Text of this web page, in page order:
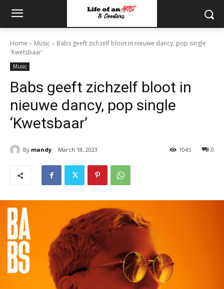
Home Music
Babs geeft zichzelf bloot in nieuwe dancy, pop single
'Kwetsbaar'
Music
Babs geeft zichzelf bloot in
nieuwe dancy, pop single
‘Kwetsbaar’
By mandy March 18, 2023 0
1045